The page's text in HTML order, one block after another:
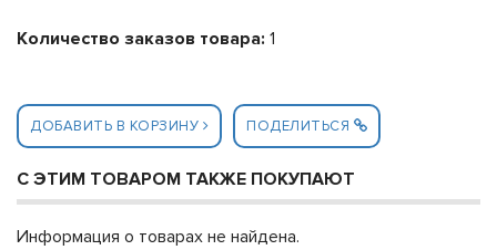
Количество заказов товара: 1
ДОБАВИТЬ В КОРЗИНУ ПОДЕЛИТЬСЯ
С ЭТИМ ТОВАРОМ ТАКЖЕ ПОКУПАЮТ
Информация о товарах не найдена.